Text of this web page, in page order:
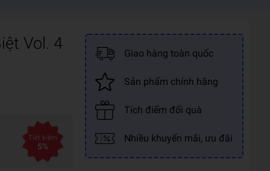
Vol. 4
Tiết kiệm
5%
Giao hàng toàn quốc
Sản phẩm chính hãng
Tích điểm đổi quà
Nhiều khuyến mãi, ưu đãi